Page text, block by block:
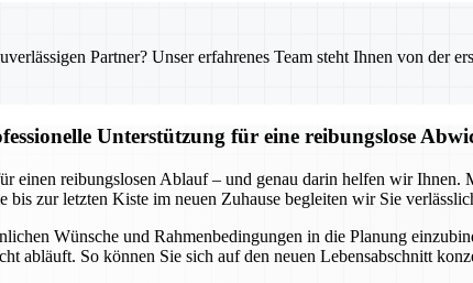
Partner? Unser erfahrenes Team steht Ihnen von der
Unterstützung für eine reibungslose
einen reibungslosen Ablauf – und genau darin helfen wir
bis zur letzten Kiste im neuen Zuhause begleiten wir Sie
Wünsche und Rahmenbedingungen in die Planung
abläuft. So können Sie sich auf den neuen Lebensabschnitt